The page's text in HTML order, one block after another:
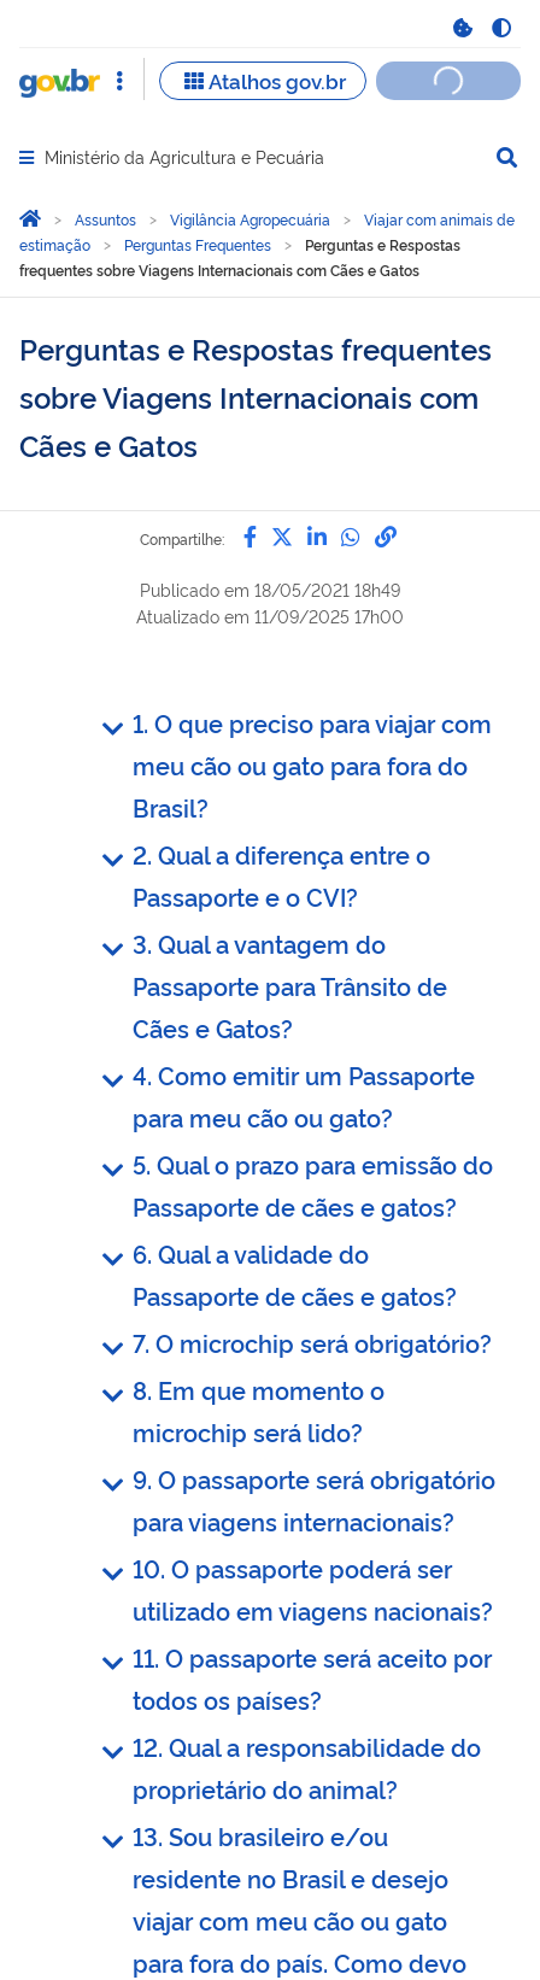
Abrir menu principal de navegação
Ministério da Agricultura e Pecuária
Você está aqui:
Página Inicial
Assuntos Vigilância Agropecuária
Viajar com animais de
estimação
Perguntas Frequentes
Perguntas e Respostas
frequentes sobre Viagens Internacionais com Cães e Gatos
Perguntas e Respostas frequentes
sobre Viagens Internacionais com
Cães e Gatos
Compartilhe: Compartilhe por Facebook
Compartilhe por Twitter
Compartilhe por
Compartilhe
link para
Publicado em 18/05/2021 18h49
Atualizado em 11/09/2025 17h00
1. O que preciso para viajar com
meu cão ou gato para fora do
Brasil?
2. Qual a diferença entre o
Passaporte e o CVI?
3. Qual a vantagem do
Passaporte para Trânsito de
Cães e Gatos?
4. Como emitir um Passaporte
para meu cão ou gato?
5. Qual o prazo para emissão do
Passaporte de cães e gatos?
6. Qual a validade do
Passaporte de cães e gatos?
7. O microchip será obrigatório?
8. Em que momento o
microchip será lido?
9. O passaporte será obrigatório
para viagens internacionais?
10. O passaporte poderá ser
utilizado em viagens nacionais?
11. O passaporte será aceito por
todos os países?
12. Qual a responsabilidade do
proprietário do animal?
13. Sou brasileiro e/ou
residente no Brasil e desejo
viajar com meu cão ou gato
para fora do país. Como devo